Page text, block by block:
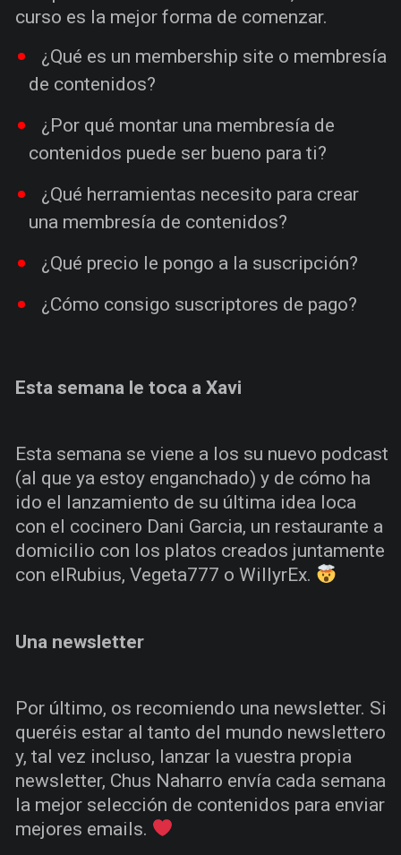
curso es la mejor forma de comenzar.
¿Qué es un membership site o membresía
de contenidos?
¿Por qué montar una membresía de
contenidos puede ser bueno para ti?
¿Qué herramientas necesito para crear
una membresía de contenidos?
¿Qué precio le pongo a la suscripción?
¿Cómo consigo suscriptores de pago?
Esta semana le toca a Xavi
Esta semana se viene a los su nuevo podcast
(al que ya estoy enganchado) y de cómo ha
ido el lanzamiento de su última idea loca
con el cocinero Dani Garcia, un restaurante a
domicilio con los platos creados juntamente
con elRubius, Vegeta777 o WillyrEx.
Una newsletter
Por último, os recomiendo una newsletter. Si
queréis estar al tanto del mundo newslettero
y, tal vez incluso, lanzar la vuestra propia
newsletter, Chus Naharro envía cada semana
la mejor selección de contenidos para enviar
mejores emails.